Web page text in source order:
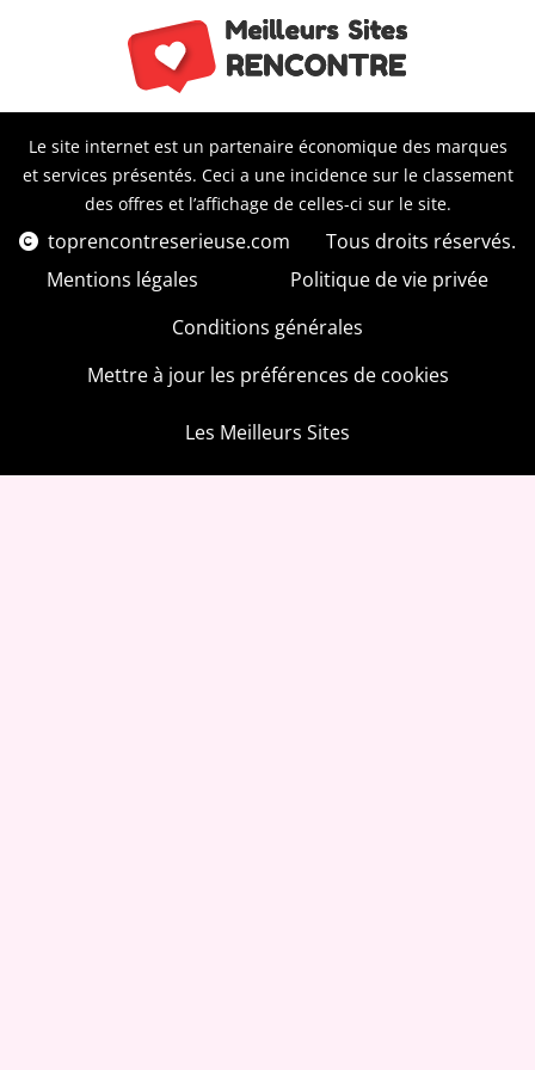
Le site internet est un partenaire économique des marques
et services présentés. Ceci a une incidence sur le classement
des offres et l’affichage de celles-ci sur le site.
toprencontreserieuse.com
Tous droits réservés.
Mentions légales
Politique de vie privée
Conditions générales
Mettre à jour les préférences de cookies
Les Meilleurs Sites